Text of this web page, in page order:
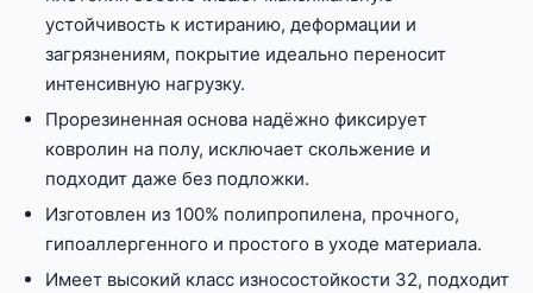
устойчивость к истиранию, деформации и
загрязнениям, покрытие идеально переносит
интенсивную нагрузку.
Прорезиненная основа надёжно фиксирует
ковролин на полу, исключает скольжение и
подходит даже без подложки.
Изготовлен из 100% полипропилена, прочного,
гипоаллергенного и простого в уходе материала.
Имеет высокий класс износостойкости 32, подходит